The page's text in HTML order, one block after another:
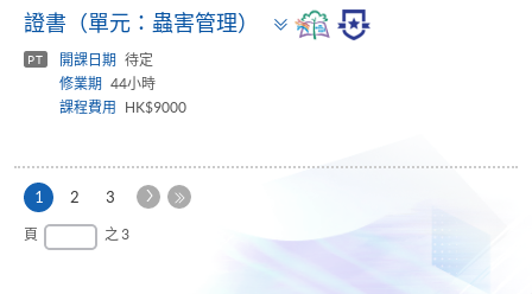
證書（單元：蟲害管理）
Toggle
panel
PT 開課日期
待定
修業期
44小時
課程費用
HK$9000
1 本
頁
2 3
下
頁 之 3